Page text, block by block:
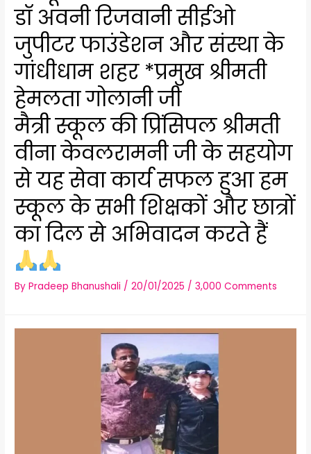
डॉ अवनी रिजवानी सीईओ
जुपीटर फाउंडेशन और संस्था के
गांधीधाम शहर *प्रमुख श्रीमती
हेमलता गोलानी जी
मैत्री स्कूल की प्रिंसिपल श्रीमती
वीना केवलरामनी जी के सहयोग
से यह सेवा कार्य सफल हुआ हम
स्कूल के सभी शिक्षकों और छात्रों
का दिल से अभिवादन करते हैं
ByPradeep Bhanushali /20/01/2025 /3,000 Comments